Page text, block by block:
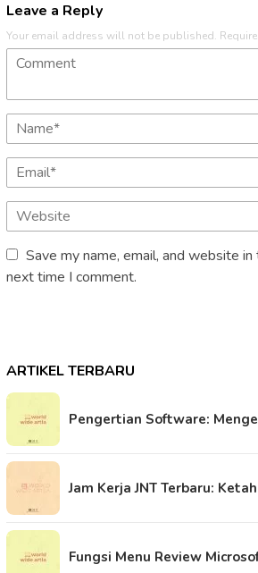
Leave a Reply
Your email address will not be published.
Save my name, email, and website
next time I comment.
ARTIKEL TERBARU
Pengertian Software:
Jam Kerja JNT Terbaru:
Fungsi Menu Review